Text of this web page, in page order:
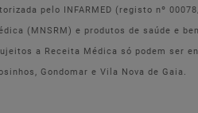
pelo INFARMED (registo nº
(MNSRM) e produtos de saúde e
a Receita Médica só podem ser
Gondomar e Vila Nova de Gaia.